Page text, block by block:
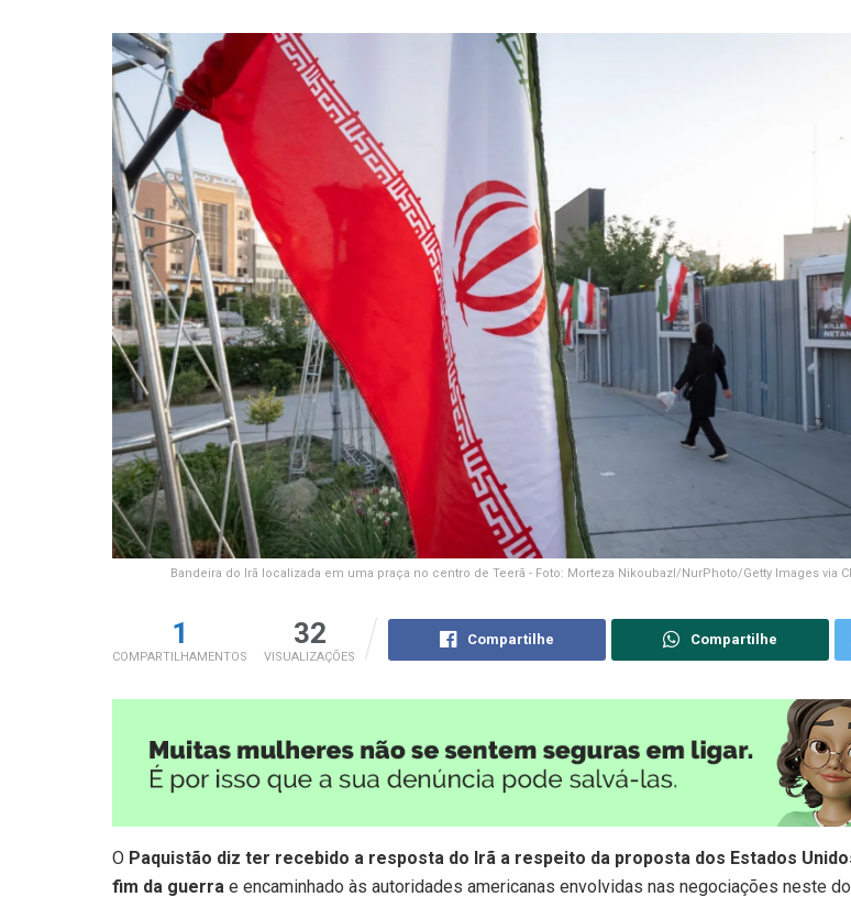
Bandeira do Irã localizada em uma praça no centro de Teerã - Foto: Morteza Nikoubazl/NurPhoto/Getty Images via
1
COMPARTILHAMENTOS
32
VISUALIZAÇÕES
Compartilhe Compartilhe
O Paquistão diz ter recebido a resposta do Irã a respeito da proposta dos Estados
fim da guerra e encaminhado às autoridades americanas envolvidas nas negociações neste